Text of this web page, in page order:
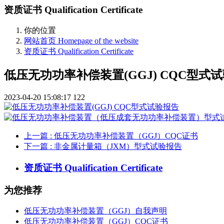
资质证书 Qualification Certificate
你的位置
网站首页 Homepage of the website
资质证书 Qualification Certificate
低压无功功率补偿装置(GGJ) CQC型式
2023-04-20 15:08:17 122
上一篇 : 低压无功功率补偿装置（GGJ）CQC证书
下一篇 : 非金属计量箱（JXM）型式试验报告
资质证书 Qualification Certificate
为您推荐
低压无功功率补偿装置（GGJ）自我声明
低压无功功率补偿装置（GGJ）CQC证书